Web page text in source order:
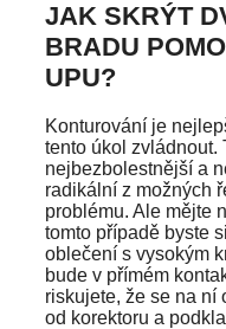
JAK SKRÝT
BRADU
UPU?
Konturování je
tento úkol zvládnout.
nejbezbolestnější a
radikální z možných
problému. Ale mějte
tomto případě byste
oblečení s vysokým
bude v přímém
riskujete, že se na ní
od korektoru a